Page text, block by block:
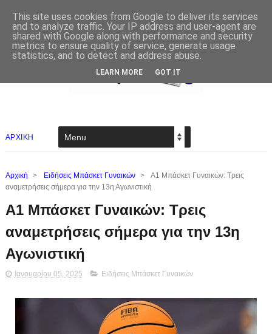
ΑΡΧΙΚΗ
Αρχική > Ειδήσεις Μπάσκετ Γυναικών >
Α1 Μπάσκετ Γυναικών: Τρεις
αναμετρήσεις σήμερα για την 13η Αγωνιστική
Α1 Μπάσκετ Γυναικών: Τρεις
αναμετρήσεις σήμερα για την 13η
Αγωνιστική
Ιανουαρίου 05, 2025 Ειδήσεις Μπάσκετ Γυναικών
This site uses cookies from Google to deliver its services
and to analyze traffic. Your IP address and user-agent are
shared with Google along with performance and security
metrics to ensure quality of service, generate usage
statistics, and to detect and address abuse.
LEARN MORE GOT IT